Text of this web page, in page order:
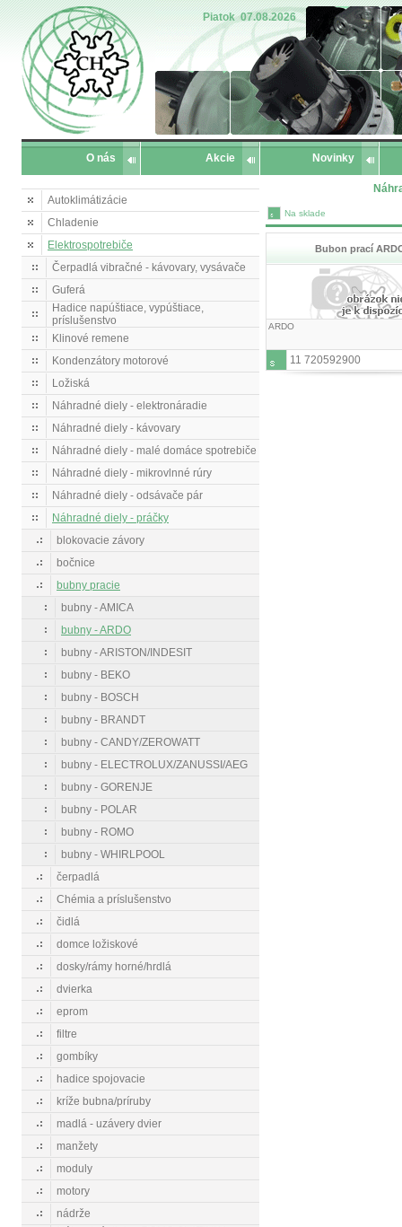
Piatok 07.08.2026
O nás Akcie Novinky
Autoklimátizácie
Chladenie
Elektrospotrebiče
Čerpadlá vibračné - kávovary, vysávače
Guferá
Hadice napúštiace, vypúštiace,
príslušenstvo
Klinové remene
Kondenzátory motorové
Ložiská
Náhradné diely - elektronáradie
Náhradné diely - kávovary
Náhradné diely - malé domáce spotrebiče
Náhradné diely - mikrovlnné rúry
Náhradné diely - odsávače pár
Náhradné diely - práčky
blokovacie závory
bočnice
bubny pracie
bubny - AMICA
bubny - ARDO
bubny - ARISTON/INDESIT
bubny - BEKO
bubny - BOSCH
bubny - BRANDT
bubny - CANDY/ZEROWATT
bubny - ELECTROLUX/ZANUSSI/AEG
bubny - GORENJE
bubny - POLAR
bubny - ROMO
bubny - WHIRLPOOL
čerpadlá
Chémia a príslušenstvo
čidlá
domce ložiskové
dosky/rámy horné/hrdlá
dvierka
eprom
filtre
gombíky
hadice spojovacie
kríže bubna/príruby
madlá - uzávery dvier
manžety
moduly
motory
nádrže
Na sklade
Bubon prací
ARDO
11 720592900